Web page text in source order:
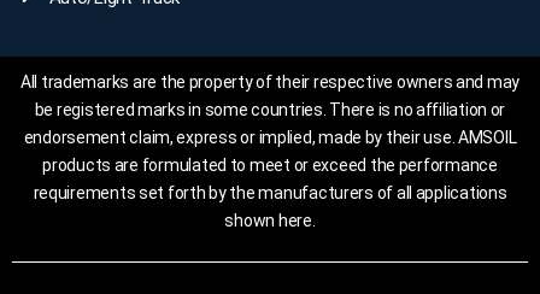
All trademarks are the property of their respective owners and may
be registered marks in some countries. There is no affiliation or
endorsement claim, express or implied, made by their use. AMSOIL
products are formulated to meet or exceed the performance
requirements set forth by the manufacturers of all applications
shown here.